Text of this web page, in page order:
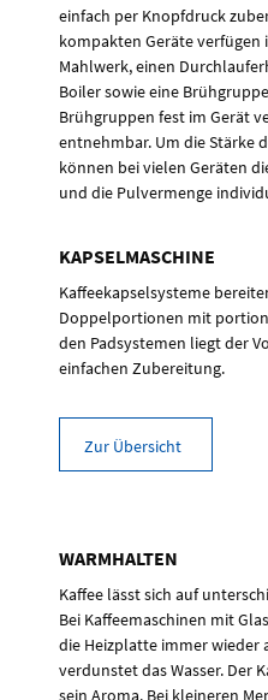
einfach per Knopfdruck
kompakten Geräte verfügen
Mahlwerk, einen
Boiler sowie eine
Brühgruppen fest im Gerät
entnehmbar. Um die Stärke
können bei vielen Geräten
und die Pulvermenge
KAPSELMASCHINE
Kaffeekapselsysteme
Doppelportionen mit
den Padsystemen liegt der
einfachen Zubereitung.
Zur Übersicht
WARMHALTEN
Kaffee lässt sich auf
Bei Kaffeemaschinen mit
die Heizplatte immer wieder
verdunstet das Wasser. Der
sein Aroma. Bei kleineren